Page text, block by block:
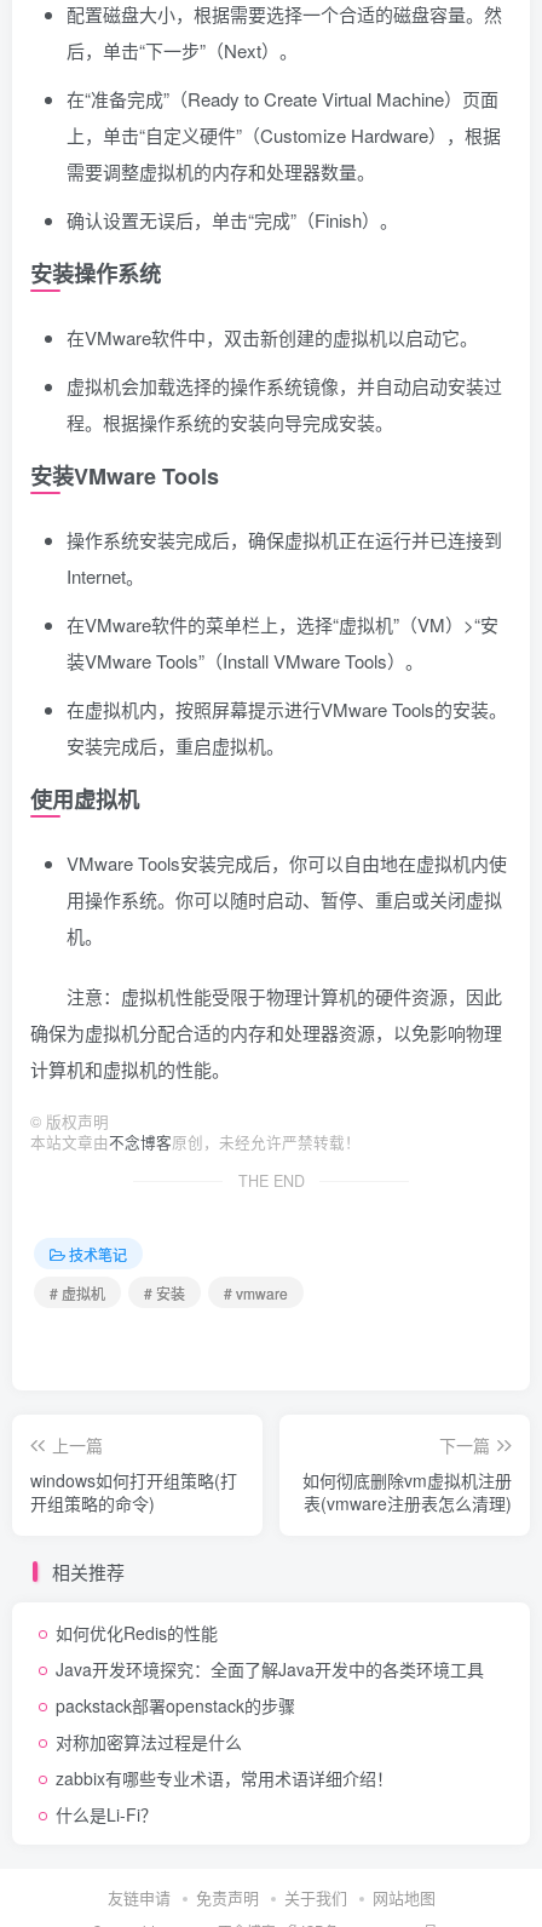
配置磁盘大小，根据需要选择一个合适的磁盘容量。然
后，单击“下一步”（Next）。
在“准备完成”（Ready to Create Virtual Machine）页面
上，单击“自定义硬件”（Customize Hardware），根据
需要调整虚拟机的内存和处理器数量。
确认设置无误后，单击“完成”（Finish）。
安装操作系统
在VMware软件中，双击新创建的虚拟机以启动它。
虚拟机会加载选择的操作系统镜像，并自动启动安装过
程。根据操作系统的安装向导完成安装。
安装VMware Tools
操作系统安装完成后，确保虚拟机正在运行并已连接到
Internet。
在VMware软件的菜单栏上，选择“虚拟机”（VM）>“安
装VMware Tools”（Install VMware Tools）。
在虚拟机内，按照屏幕提示进行VMware Tools的安装。
安装完成后，重启虚拟机。
使用虚拟机
VMware Tools安装完成后，你可以自由地在虚拟机内使
用操作系统。你可以随时启动、暂停、重启或关闭虚拟
机。
注意：虚拟机性能受限于物理计算机的硬件资源，因此
确保为虚拟机分配合适的内存和处理器资源，以免影响物理
计算机和虚拟机的性能。
© 版权声明
本站文章由不念博客原创，未经允许严禁转载！
THE END
技术笔记
# 虚拟机
# 安装 # vmware
上一篇
windows如何打开组策略(打
开组策略的命令)
下一篇
如何彻底删除vm虚拟机注册
表(vmware注册表怎么清理)
相关推荐
如何优化Redis的性能
Java开发环境探究：全面了解Java开发中的各类环境工具
packstack部署openstack的步骤
对称加密算法过程是什么
zabbix有哪些专业术语，常用术语详细介绍！
什么是Li-Fi？
友链申请 免责声明 关于我们 网站地图